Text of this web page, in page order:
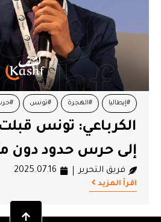
#إيطاليا #الهجرة #تونس
#مجدي الكرباعي
الكرباعي: تونس
إلى حرس حدود دون
فريق التحرير 2025.07.16
اقرأ المزيد